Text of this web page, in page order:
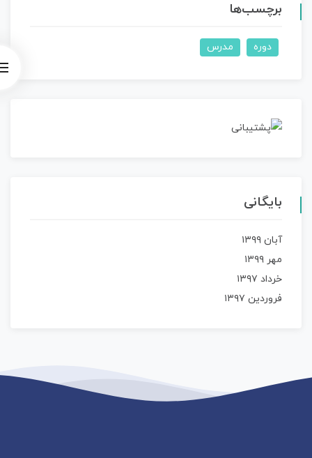
برچسب‌ها
دوره مدرس
بایگانی
آبان ۱۳۹۹
مهر ۱۳۹۹
خرداد ۱۳۹۷
فروردین ۱۳۹۷